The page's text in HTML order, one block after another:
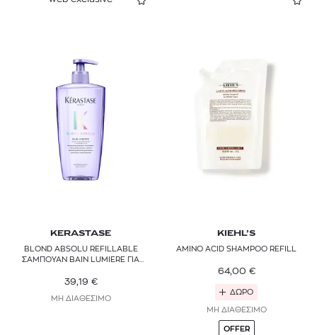
KERASTASE
BLOND ABSOLU REFILLABLE
ΣΑΜΠΟΥΑΝ BAIN LUMIERE ΓΙΑ
ΒΑΜΜΕΝΩΝ ΜΑΛΛΙΩΝ
39,19 €
ΜΗ ΔΙΑΘΕΣΙΜΟ
KIEHL’S
AMINO ACID SHAMPOO REFILL
64,00 €
ΔΩΡΟ
ΜΗ ΔΙΑΘΕΣΙΜΟ
OFFER